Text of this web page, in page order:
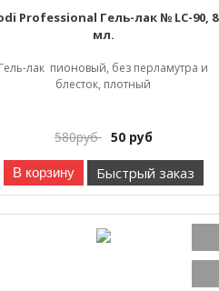
Professional Гель-лак № LC-90, 8
мл.
Гель-лак пионовый, без перламутра и
блесток, плотный
580руб 50руб
В корзину Быстрый заказ